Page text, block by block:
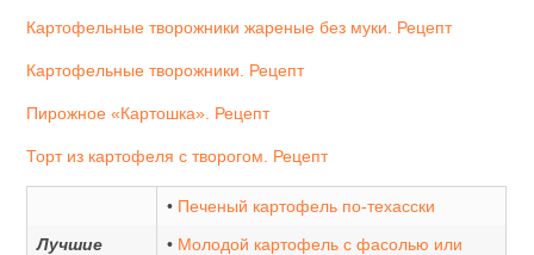
Картофельные творожники жареные без муки. Рецепт
Картофельные творожники. Рецепт
Пирожное «Картошка». Рецепт
Торт из картофеля с творогом. Рецепт
• Печеный картофель по-техасски
Лучшие
• Молодой картофель с фасолью или